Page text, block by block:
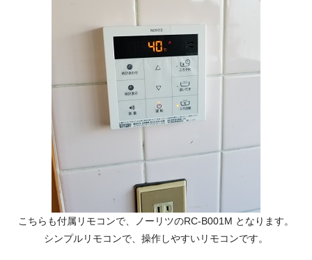
こちらも付属リモコンで、ノーリツのRC-B001M となります。
シンプルリモコンで、操作しやすいリモコンです。